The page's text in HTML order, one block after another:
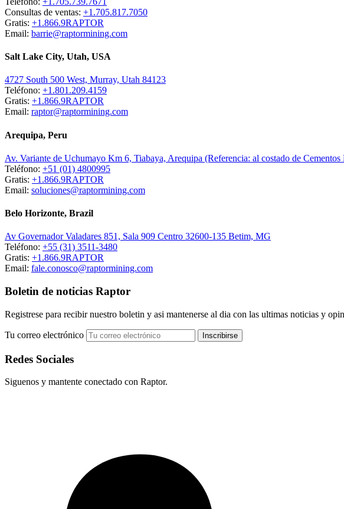
Consultas de ventas: +1.705.817.7050
Gratis: +1.866.9RAPTOR
Email: barrie@raptormining.com
Salt Lake City, Utah, USA
4727 South 500 West, Murray, Utah 84123
Teléfono: +1.801.209.4159
Gratis: +1.866.9RAPTOR
Email: raptor@raptormining.com
Arequipa, Peru
Av. Variante de Uchumayo Km 6, Tiabaya, Arequipa (Referencia: al costado de
Teléfono: +51 (01) 4800995
Gratis: +1.866.9RAPTOR
Email: soluciones@raptormining.com
Belo Horizonte, Brazil
Av Governador Valadares 851, Sala 909 Centro 32600-135 Betim, MG
Teléfono: +55 (31) 3511-3480
Gratis: +1.866.9RAPTOR
Email: fale.conosco@raptormining.com
Boletin de noticias Raptor
Registrese para recibir nuestro boletin y asi mantenerse al dia con las ultimas noticias y
Tu correo electrónico
Redes Sociales
Siguenos y mantente conectado con Raptor.